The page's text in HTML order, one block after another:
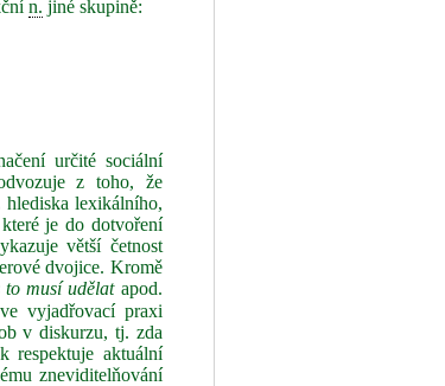
n. jiné skupině:
určité sociální
z toho, že
hlediska lexikálního,
je do dotvoření
větší četnost
dvojice. Kromě
to musí udělatapod.
ve vyjadřovací praxi
v diskurzu, tj. zda
aktuální
zneviditelňování